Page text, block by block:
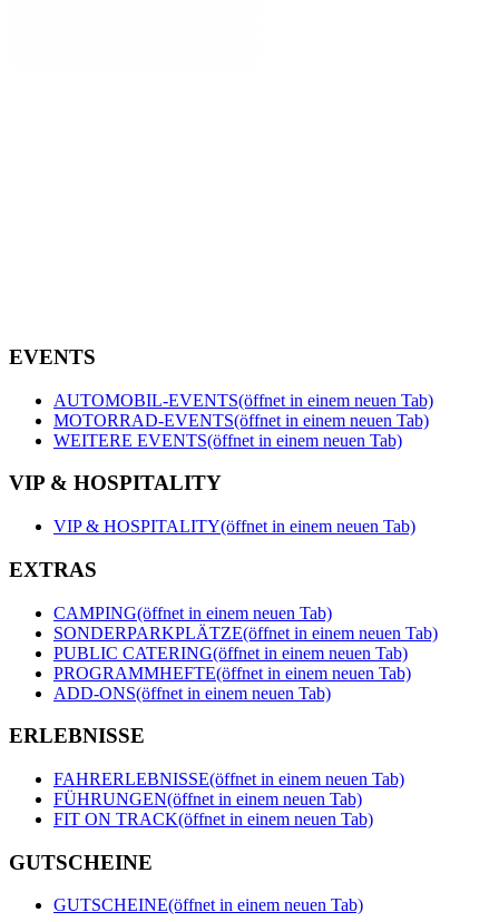
EVENTS
AUTOMOBIL-EVENTS(öffnet in einem neuen Tab)
MOTORRAD-EVENTS(öffnet in einem neuen Tab)
WEITERE EVENTS(öffnet in einem neuen Tab)
VIP & HOSPITALITY
VIP & HOSPITALITY(öffnet in einem neuen Tab)
EXTRAS
CAMPING(öffnet in einem neuen Tab)
SONDERPARKPLÄTZE(öffnet in einem neuen Tab)
PUBLIC CATERING(öffnet in einem neuen Tab)
PROGRAMMHEFTE(öffnet in einem neuen Tab)
ADD-ONS(öffnet in einem neuen Tab)
ERLEBNISSE
FAHRERLEBNISSE(öffnet in einem neuen Tab)
FÜHRUNGEN(öffnet in einem neuen Tab)
FIT ON TRACK(öffnet in einem neuen Tab)
GUTSCHEINE
GUTSCHEINE(öffnet in einem neuen Tab)